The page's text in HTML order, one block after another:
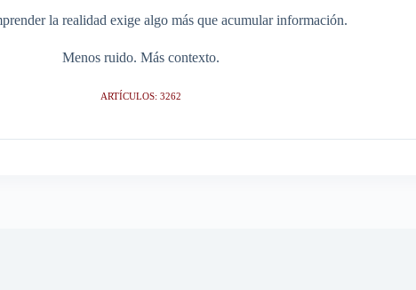
la realidad exige algo más que acumular información.
Menos ruido. Más contexto.
ARTÍCULOS: 3262